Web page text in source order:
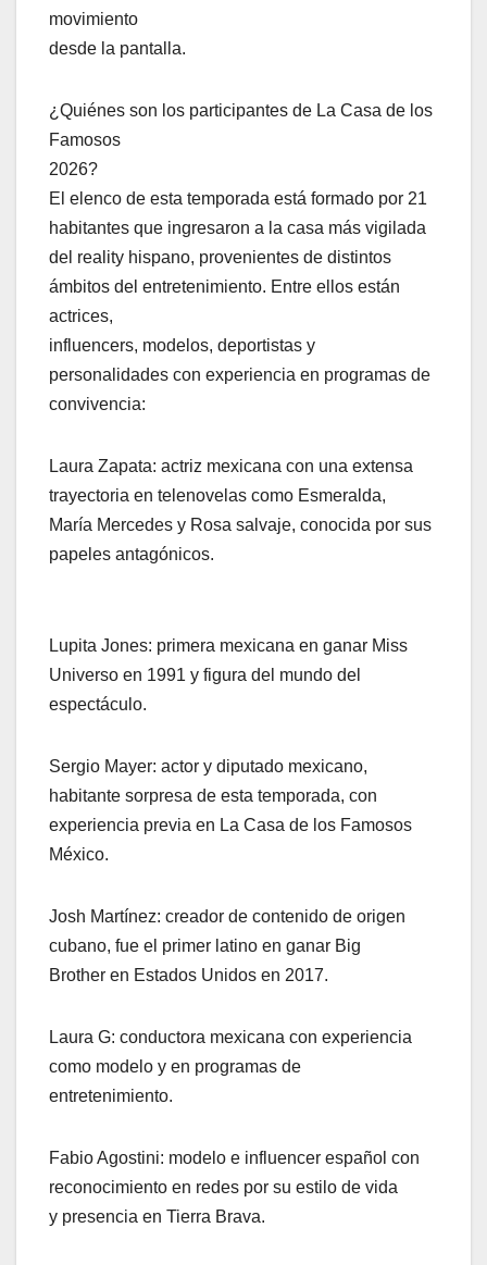
movimiento
desde la pantalla.
¿Quiénes son los participantes de La Casa de los
Famosos
2026?
El elenco de esta temporada está formado por 21
habitantes que ingresaron a la casa más vigilada
del reality hispano, provenientes de distintos
ámbitos del entretenimiento. Entre ellos están
actrices,
influencers, modelos, deportistas y
personalidades con experiencia en programas de
convivencia:
Laura Zapata: actriz mexicana con una extensa
trayectoria en telenovelas como Esmeralda,
María Mercedes y Rosa salvaje, conocida por sus
papeles antagónicos.
Lupita Jones: primera mexicana en ganar Miss
Universo en 1991 y figura del mundo del
espectáculo.
Sergio Mayer: actor y diputado mexicano,
habitante sorpresa de esta temporada, con
experiencia previa en La Casa de los Famosos
México.
Josh Martínez: creador de contenido de origen
cubano, fue el primer latino en ganar Big
Brother en Estados Unidos en 2017.
Laura G: conductora mexicana con experiencia
como modelo y en programas de
entretenimiento.
Fabio Agostini: modelo e influencer español con
reconocimiento en redes por su estilo de vida
y presencia en Tierra Brava.